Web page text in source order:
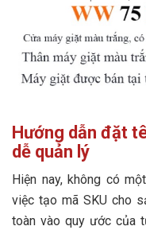
Hướng dẫn đặt
dễ quản lý
Hiện nay, không có
việc tạo mã SKU cho
toàn vào quy ước của